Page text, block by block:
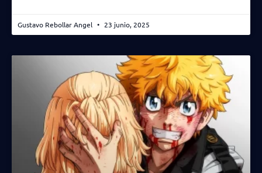
Gustavo Rebollar Angel 23 junio, 2025